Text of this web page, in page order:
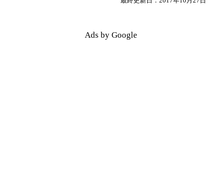
Ads by Google